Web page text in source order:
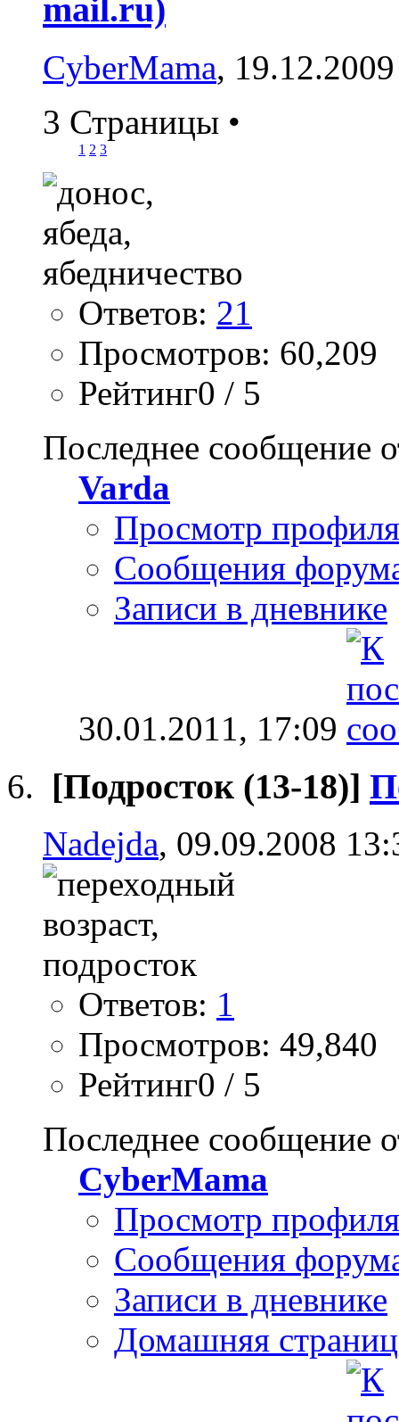
mail.ru)
CyberMama,
3 Страницы •
1 2 3
Ответов: 21
Просмотров: 60,209
Рейтинг0 / 5
Последнее сообщение
Varda
Просмотр профиля
Сообщения
Записи в дневнике
30.01.2011, 17:09
[Подросток (13-18)]
Nadejda, 09.09.2008
Ответов: 1
Просмотров: 49,840
Рейтинг0 / 5
Последнее сообщение
CyberMama
Просмотр профиля
Сообщения
Записи в дневнике
Домашняя